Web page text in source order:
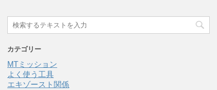
カテゴリー
MTミッション
よく使う工具
エキゾースト関係